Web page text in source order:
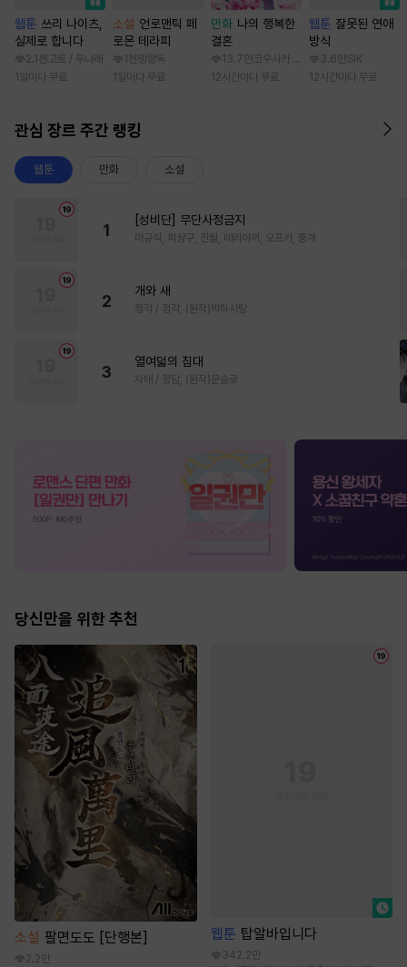
웹툰 쓰리 나이츠,
실제로 합니다
2.1천 고토 / 두나래
1일마다 무료
소설 언로맨틱 페
로몬 테라피
1천 망랑독
1일마다 무료
만화 나의 행복한
결혼
13.7만 코우사카 리토 / 아기토기 아쿠미
12시간마다 무료
웹툰 잘못된 연애
방식
3.6만 SIK
12시간마다 무료
관심 장르 주간 랭킹
웹툰 만화 소설
1
[성비단] 무단사정금지
마규식, 피상구, 진월, 테리야끼, 오프카, 뚱개
2
개와 새
정각 / 정각, (원작)박하사탕
3
열여덟의 침대
자태 / 청담, (원작)문슬로
당신만을 위한 추천
소설 팔면도도 [단행본]
2.2만
웹툰 탑알바입니다
342.2만